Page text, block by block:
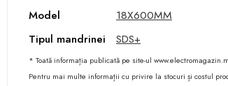
Model
18X600MM
Tipul mandrinei
SDS+
* Toată informația publicată pe site-ul
Pentru mai multe informații cu privire la stocuri și costul